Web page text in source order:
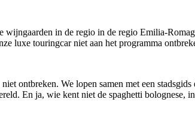
wijngaarden in de regio in de regio Emilia-
luxe touringcar niet aan het programma
ontbreken. We lopen samen met een
En ja, wie kent niet de spaghetti